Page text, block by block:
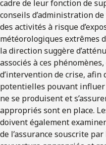
cadre de leur fonction de
conseils d’administration
des activités à risque
météorologiques extrêmes
la direction suggère
associés à ces
d’intervention de crise,
potentielles pouvant influer
ne se produisent et
appropriés sont en place.
doivent également
de l’assurance souscrite